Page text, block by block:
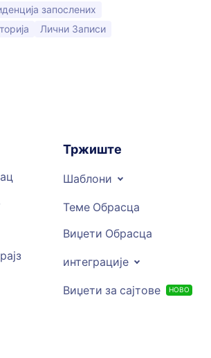
на категорију:
запослених
Иди на категорију:
Лични Записи
Тржиште
Шаблони
Теме Обрасца
Виџети Обрасца
интеграције
Виџети за сајтове НОВО